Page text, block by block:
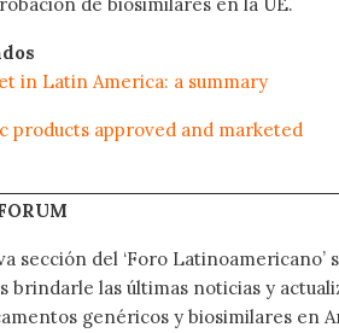
in Latin America: a summary
products approved and marketed
sección del ‘Foro Latinoamericano’
brindarle las últimas noticias y
genéricos y biosimilares en